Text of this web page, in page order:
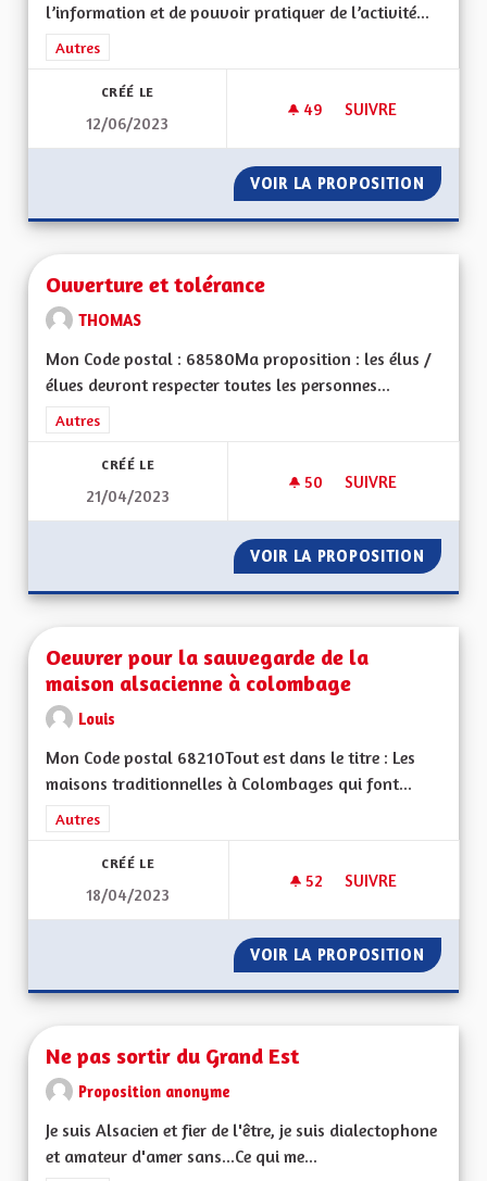
l’information et de pouvoir pratiquer de l’activité...
Filtrer les résultats de la catégorie : Autres
Autres
CRÉÉ LE
12/06/2023
49 49 ABONNÉS
SUIVRE
VOIR LA PROPOSITION
Ouverture et tolérance
THOMAS
Mon Code postal : 68580Ma proposition : les élus /
élues devront respecter toutes les personnes...
Filtrer les résultats de la catégorie : Autres
Autres
CRÉÉ LE
21/04/2023
50 50 ABONNÉS
SUIVRE
VOIR LA PROPOSITION
Oeuvrer pour la sauvegarde de la
maison alsacienne à colombage
Louis
Mon Code postal 68210Tout est dans le titre : Les
maisons traditionnelles à Colombages qui font...
Filtrer les résultats de la catégorie : Autres
Autres
CRÉÉ LE
18/04/2023
52 52 ABONNÉS
SUIVRE
VOIR LA PROPOSITION
Ne pas sortir du Grand Est
Proposition anonyme
Je suis Alsacien et fier de l'être, je suis dialectophone
et amateur d'amer sans...Ce qui me...